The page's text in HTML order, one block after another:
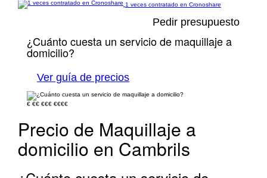
1 veces contratado en Cronoshare
Pedir presupuesto
¿Cuánto cuesta un servicio de maquillaje a
domicilio?
Ver guía de precios
€ €€ €€€ €€€€
Precio de Maquillaje a
domicilio en Cambrils